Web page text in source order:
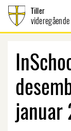
Tiller
januar